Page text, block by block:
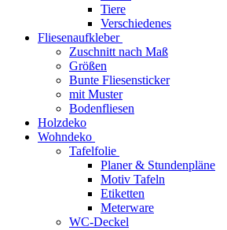
Tiere
Verschiedenes
Fliesenaufkleber
Zuschnitt nach Maß
Größen
Bunte Fliesensticker
mit Muster
Bodenfliesen
Holzdeko
Wohndeko
Tafelfolie
Planer & Stundenpläne
Motiv Tafeln
Etiketten
Meterware
WC-Deckel